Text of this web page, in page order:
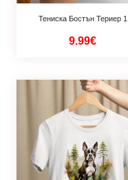
Тениска Бостън Териер 1
9.99€